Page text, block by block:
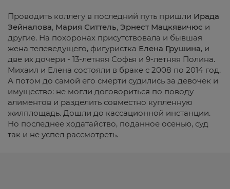
Проводить коллегу в последний путь пришли Ирада
Зейналова, Мария Ситтель, Эрнест Мацкявичюс и
другие. На похоронах присутствовала и бывшая
жена телеведущего, фигуристка Елена Грушина, и
две их дочери - 13-летняя Софья и 9-летняя Полина.
Михаил и Елена состояли в браке с 2008 по 2014 год.
А потом до самой его смерти судились за девочек и
имущество: не могли договориться по поводу
алиментов и разделить совместно купленную
жилплощадь. Дошли до кассационной инстанции.
Но последнее ходатайство, поданное осенью, суд
так и не успел рассмотреть.